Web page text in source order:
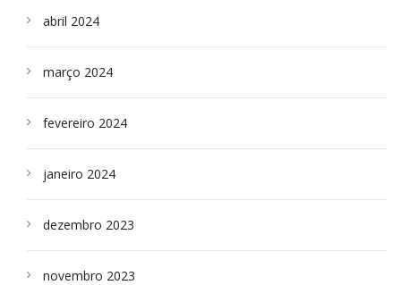
abril 2024
março 2024
fevereiro 2024
janeiro 2024
dezembro 2023
novembro 2023